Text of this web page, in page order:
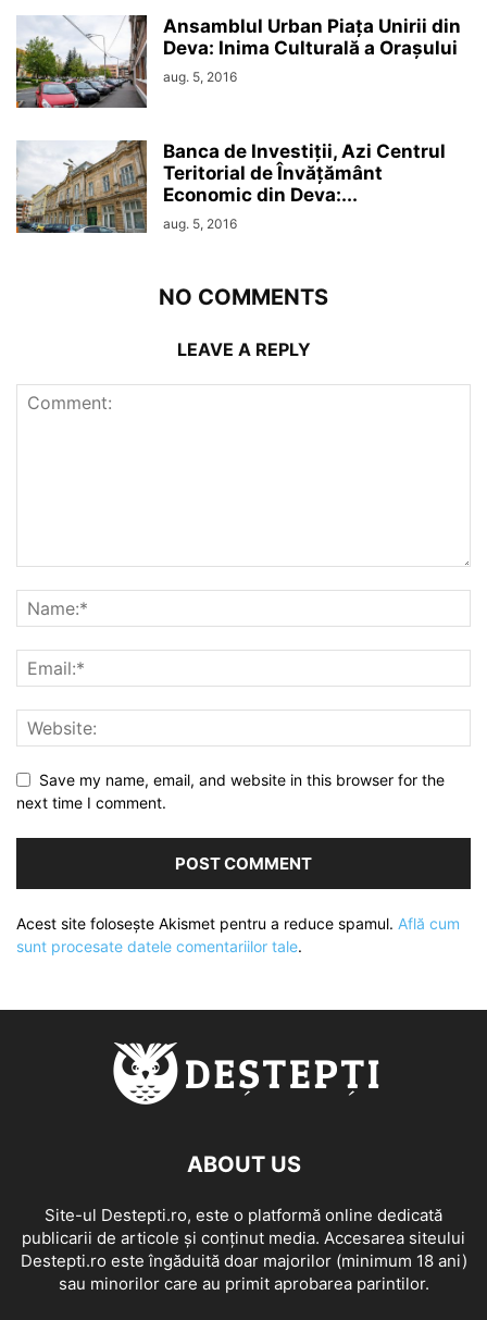
Ansamblul Urban Piața Unirii din
Deva: Inima Culturală a Orașului
aug. 5, 2016
Banca de Investiții, Azi Centrul
Teritorial de Învățământ
Economic din Deva:...
aug. 5, 2016
NO COMMENTS
LEAVE A REPLY
Save my name, email, and website in this browser for the
next time I comment.
Acest site folosește Akismet pentru a reduce spamul. Află cum
sunt procesate datele comentariilor tale.
ABOUT US
Site-ul Destepti.ro, este o platformă online dedicată
publicarii de articole și conținut media. Accesarea siteului
Destepti.ro este îngăduită doar majorilor (minimum 18 ani)
sau minorilor care au primit aprobarea parintilor.